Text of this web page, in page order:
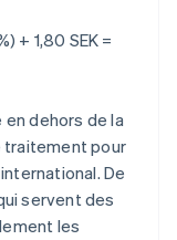
+ 1,80 SEK =
en dehors de la
traitement pour
De
servent des
les